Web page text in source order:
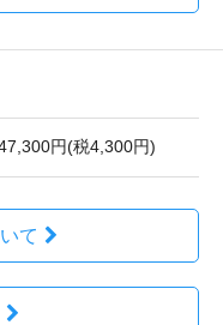
円(税4,300円)
て